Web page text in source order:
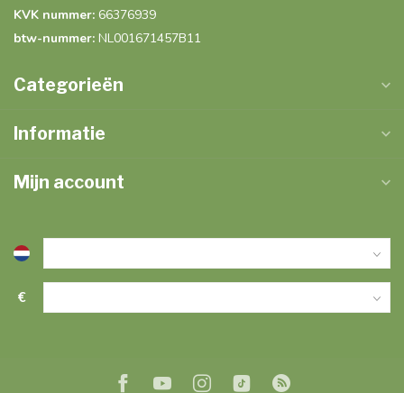
KVK nummer: 66376939
btw-nummer: NL001671457B11
Categorieën
Informatie
Mijn account
€